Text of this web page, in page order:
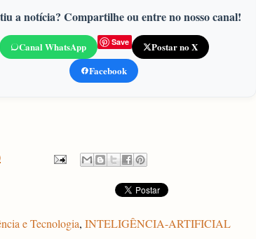
a notícia? Compartilhe ou entre no nosso canal!
Canal WhatsApp Save
Postar no X
Facebook
e Tecnologia, INTELIGÊNCIA-ARTIFICIAL